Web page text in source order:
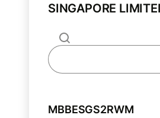
SINGAPORE
MBBESGS2RWM